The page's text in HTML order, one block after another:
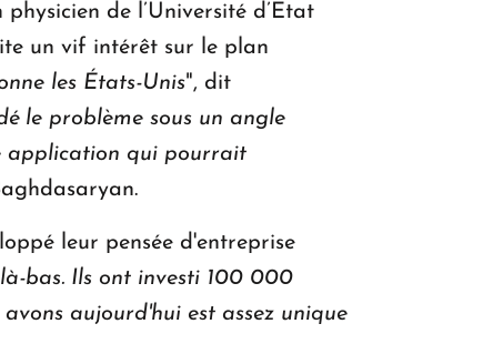
de l’Université d’Etat
un vif intérêt sur le plan
les États-Unis", dit
le problème sous un angle
application qui pourrait
leur pensée d'entreprise
bas. Ils ont investi 100 000
aujourd'hui est assez unique